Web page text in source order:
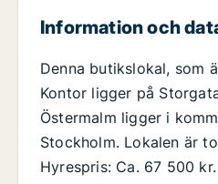
Information och
Denna butikslokal, som
Kontor ligger på
Östermalm ligger i
Stockholm. Lokalen är
Hyrespris: Ca. 67 500